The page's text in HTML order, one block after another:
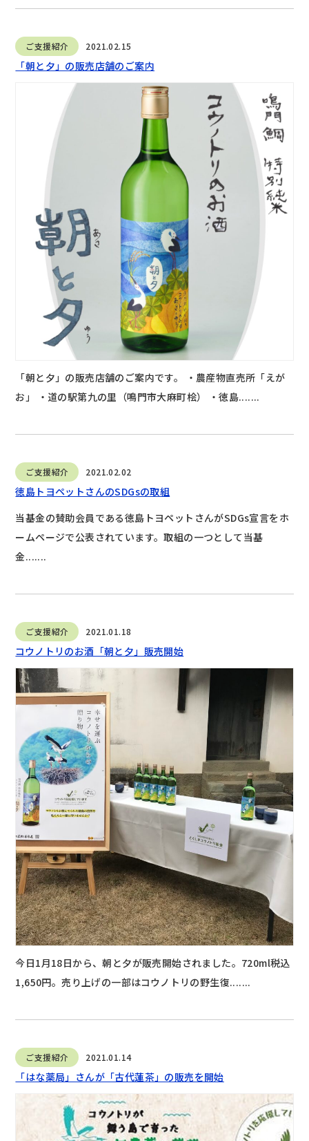
ご支援紹介 2021.02.15
「朝と夕」の販売店舗のご案内
「朝と夕」の販売店舗のご案内です。 ・農産物直売所「えが
お」 ・道の駅第九の里（鳴門市大麻町桧） ・徳島.......
ご支援紹介 2021.02.02
徳島トヨペットさんのSDGsの取組
当基金の賛助会員である徳島トヨペットさんがSDGs宣言をホ
ームページで公表されています。取組の一つとして当基
金.......
ご支援紹介 2021.01.18
コウノトリのお酒「朝と夕」販売開始
今日1月18日から、朝と夕が販売開始されました。720ml税込
1,650円。売り上げの一部はコウノトリの野生復.......
ご支援紹介 2021.01.14
「はな薬局」さんが「古代蓮茶」の販売を開始